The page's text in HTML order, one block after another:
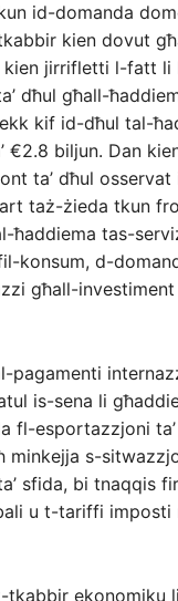
id-domanda
kien dovut
kien jirrifletti l-fatt li
dħul għall-
kif id-dħul tal-
€2.8 biljun. Dan
ta’ dħul osservat
taż-żieda tkun
ħaddiema tas-
konsum, d-
għall-
pagamenti
is-sena li
fl-esportazzjoni
minkejja s-
sfida, bi tnaqqis
u t-tariffi imposti
ekonomiku